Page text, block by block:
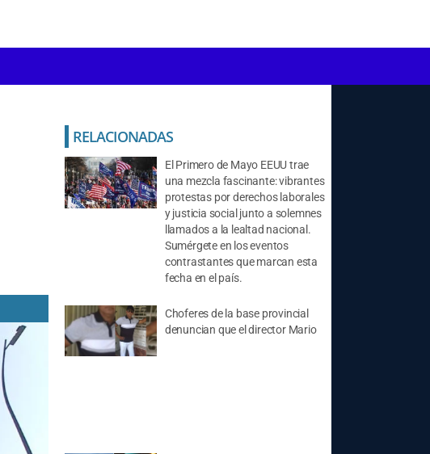
El Primero de Mayo EEUU trae
una mezcla fascinante: vibrantes
protestas por derechos laborales
y justicia social junto a solemnes
llamados a la lealtad nacional.
Sumérgete en los eventos
contrastantes que marcan esta
fecha en el país.
Choferes de la base provincial
denuncian que el director Mario
RELACIONADAS